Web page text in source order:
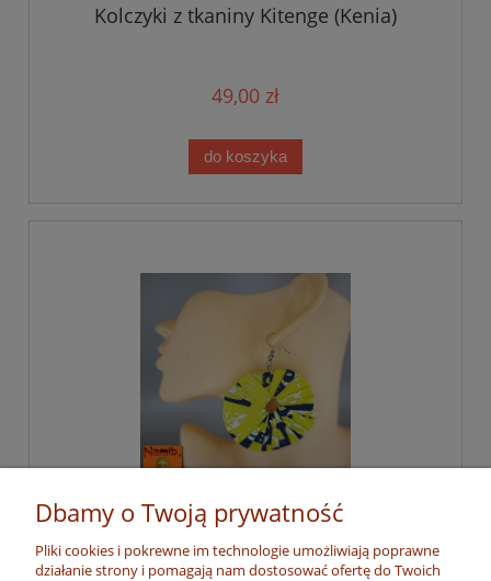
Kolczyki z tkaniny Kitenge (Kenia)
49,00 zł
do koszyka
Kolczyki z tkaniny Kitenge (Kenia)
Dbamy o Twoją prywatność
Pliki cookies i pokrewne im technologie umożliwiają poprawne
działanie strony i pomagają nam dostosować ofertę do Twoich